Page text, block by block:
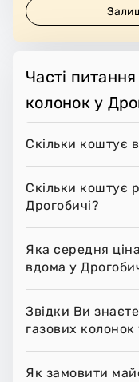
Часті
колонок у
Скільки коштує
Скільки коштує
Дрогобичі?
Яка середня
вдома у
Звідки Ви
газових колонок
Як замовити